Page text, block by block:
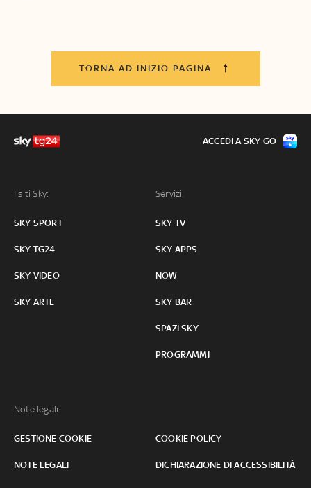
TORNA AD INIZIO PAGINA
I siti Sky:
SKY SPORT
SKY TG24
SKY VIDEO
SKY ARTE
Servizi:
SKY TV
SKY APPS
NOW
SKY BAR
SPAZI SKY
PROGRAMMI
Note legali:
GESTIONE COOKIE COOKIE POLICY
NOTE LEGALI DICHIARAZIONE DI ACCESSIBILITÀ
ACCEDI A SKY GO